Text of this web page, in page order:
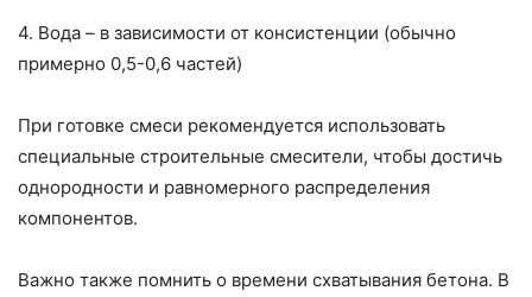
4. Вода – в зависимости от консистенции (обычно
примерно 0,5-0,6 частей)
При готовке смеси рекомендуется использовать
специальные строительные смесители, чтобы достичь
однородности и равномерного распределения
компонентов.
Важно также помнить о времени схватывания бетона. В